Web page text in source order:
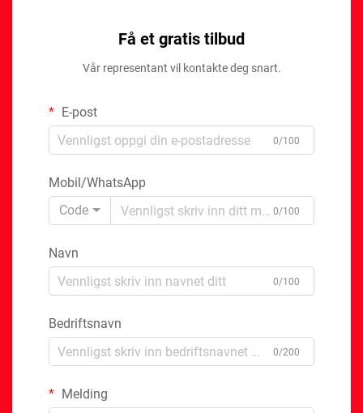
Få et gratis tilbud
Vår representant vil kontakte deg snart.
E-post
0/100
Mobil/WhatsApp
Code
0/100
Navn
0/100
Bedriftsnavn
0/200
Melding